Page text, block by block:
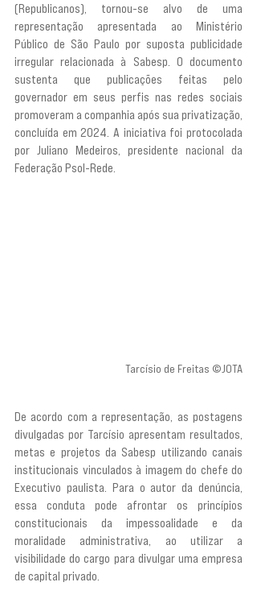
(Republicanos), tornou-se alvo de uma
representação apresentada ao Ministério
Público de São Paulo por suposta publicidade
irregular relacionada à Sabesp. O documento
sustenta que publicações feitas pelo
governador em seus perfis nas redes sociais
promoveram a companhia após sua privatização,
concluída em 2024. A iniciativa foi protocolada
por Juliano Medeiros, presidente nacional da
Federação Psol-Rede.
Tarcísio de Freitas ©JOTA
De acordo com a representação, as postagens
divulgadas por Tarcísio apresentam resultados,
metas e projetos da Sabesp utilizando canais
institucionais vinculados à imagem do chefe do
Executivo paulista. Para o autor da denúncia,
essa conduta pode afrontar os princípios
constitucionais da impessoalidade e da
moralidade administrativa, ao utilizar a
visibilidade do cargo para divulgar uma empresa
de capital privado.